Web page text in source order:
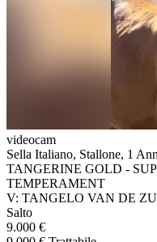
videocam
Sella Italiano, Stallone, 1
TANGERINE GOLD -
TEMPERAMENT
V: TANGELO VAN DE
Salto
9.000 €